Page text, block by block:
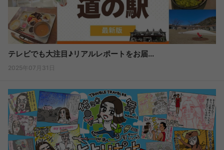
テレビでも大注目♪リアルレポートをお届...
2025年07月31日